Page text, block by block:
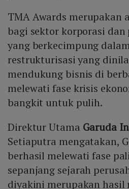
TMA Awards merupakan
bagi sektor korporasi
yang berkecimpung
restrukturisasi yang
mendukung bisnis di
melewati fase krisis
bangkit untuk pulih.
Direktur Utama Garuda
Setiaputra mengatakan,
berhasil melewati fase
sepanjang sejarah
diyakini merupakan hasil